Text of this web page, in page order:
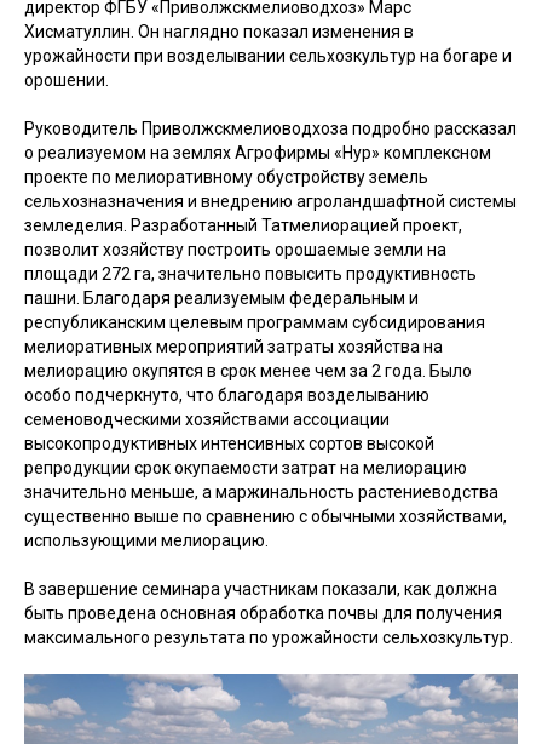
директор ФГБУ «Приволжскмелиоводхоз» Марс
Хисматуллин. Он наглядно показал изменения в
урожайности при возделывании сельхозкультур на богаре и
орошении.
Руководитель Приволжскмелиоводхоза подробно рассказал
о реализуемом на землях Агрофирмы «Нур» комплексном
проекте по мелиоративному обустройству земель
сельхозназначения и внедрению агроландшафтной системы
земледелия. Разработанный Татмелиорацией проект,
позволит хозяйству построить орошаемые земли на
площади 272 га, значительно повысить продуктивность
пашни. Благодаря реализуемым федеральным и
республиканским целевым программам субсидирования
мелиоративных мероприятий затраты хозяйства на
мелиорацию окупятся в срок менее чем за 2 года. Было
особо подчеркнуто, что благодаря возделыванию
семеноводческими хозяйствами ассоциации
высокопродуктивных интенсивных сортов высокой
репродукции срок окупаемости затрат на мелиорацию
значительно меньше, а маржинальность растениеводства
существенно выше по сравнению с обычными хозяйствами,
использующими мелиорацию.
В завершение семинара участникам показали, как должна
быть проведена основная обработка почвы для получения
максимального результата по урожайности сельхозкультур.